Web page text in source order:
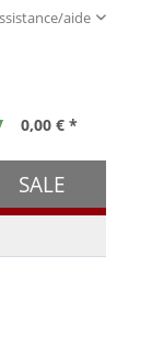
aide
0,00 € *
SALE